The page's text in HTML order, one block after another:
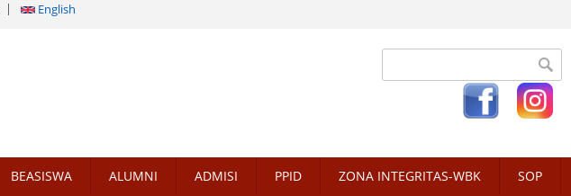
English
Search form
BEASISWA ALUMNI ADMISI PPID ZONA INTEGRITAS-WBK SOP